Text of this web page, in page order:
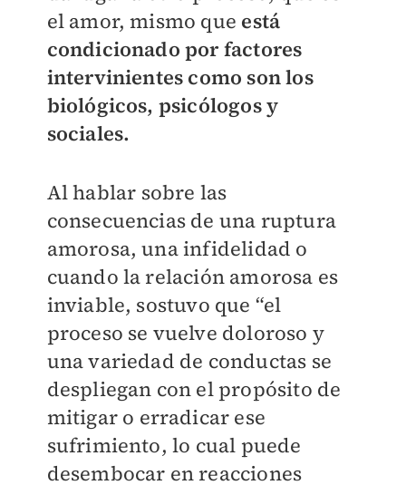
el amor, mismo que está
condicionado por factores
intervinientes como son los
biológicos, psicólogos y
sociales.
Al hablar sobre las
consecuencias de una ruptura
amorosa, una infidelidad o
cuando la relación amorosa es
inviable, sostuvo que “el
proceso se vuelve doloroso y
una variedad de conductas se
despliegan con el propósito de
mitigar o erradicar ese
sufrimiento, lo cual puede
desembocar en reacciones